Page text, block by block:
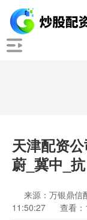
天津配资
蔚_冀中_
来源：万银鼎信
11:50:27
查看